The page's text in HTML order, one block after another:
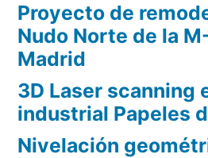
Proyecto de
Nudo Norte de la
Madrid
3D Laser scanning
industrial Papeles
Nivelación